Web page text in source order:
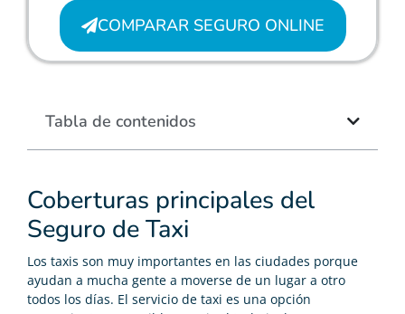
Coberturas principales del
Seguro de Taxi
Los taxis son muy importantes en las ciudades porque
ayudan a mucha gente a moverse de un lugar a otro
todos los días. El servicio de taxi es una opción
COMPARAR SEGURO ONLINE
Tabla de contenidos